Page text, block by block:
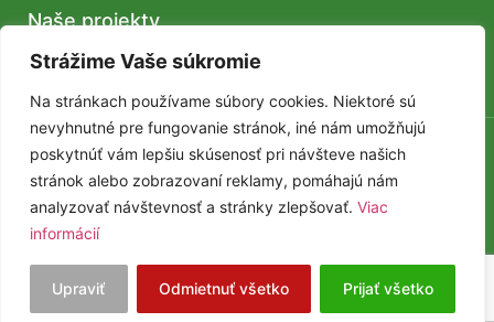
Strážime Vaše súkromie
Na stránkach používame súbory cookies. Niektoré sú
nevyhnutné pre fungovanie stránok, iné nám umožňujú
poskytnúť vám lepšiu skúsenosť pri návšteve našich
stránok alebo zobrazovaní reklamy, pomáhajú nám
analyzovať návštevnosť a stránky zlepšovať. Viac
informácií
Upraviť Odmietnuť všetko Prijať všetko
Naše projekty
PLANETANATUR.SK
© Elementy Zdravia 2025